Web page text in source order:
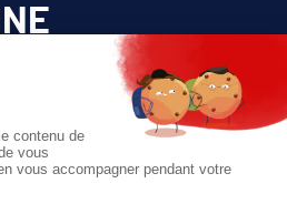
accès privilégié à tous